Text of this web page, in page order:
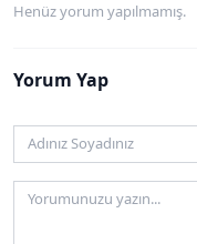
Henüz yorum yapılmamış.
Yorum Yap